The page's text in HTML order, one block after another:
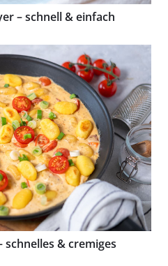
– schnell & einfach
schnelles & cremiges